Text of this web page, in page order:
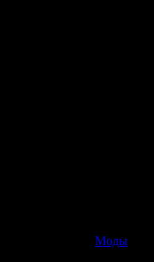
Моды